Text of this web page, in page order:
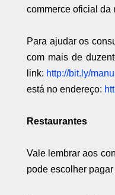
commerce oficial da
Para ajudar os
com mais de
link: http://bit.ly/
está no endereço:
Restaurantes
Vale lembrar aos
pode escolher